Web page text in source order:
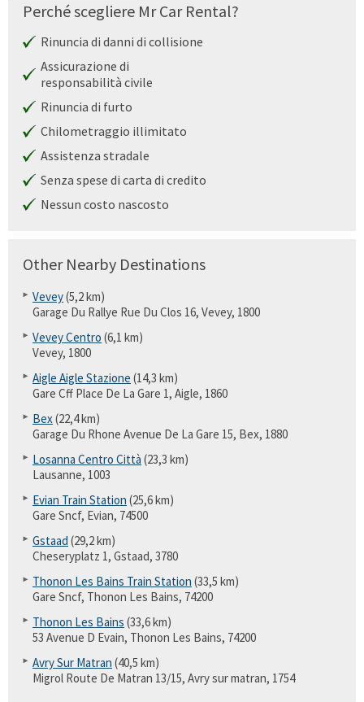
Perché scegliere Mr Car Rental?
Rinuncia di danni di collisione
Assicurazione di
responsabilità civile
Rinuncia di furto
Chilometraggio illimitato
Assistenza stradale
Senza spese di carta di credito
Nessun costo nascosto
Other Nearby Destinations
Vevey(5,2 km)
Garage Du Rallye Rue Du Clos 16, Vevey, 1800
Vevey Centro (6,1 km)
Vevey, 1800
Aigle Aigle Stazione (14,3 km)
Gare Cff Place De La Gare 1, Aigle, 1860
Bex(22,4 km)
Garage Du Rhone Avenue De La Gare 15, Bex, 1880
Losanna Centro Città (23,3 km)
Lausanne, 1003
Evian Train Station (25,6 km)
Gare Sncf, Evian, 74500
Gstaad (29,2 km)
Cheseryplatz 1, Gstaad, 3780
Thonon Les Bains Train Station (33,5 km)
Gare Sncf, Thonon Les Bains, 74200
Thonon Les Bains (33,6 km)
53 Avenue D Evain, Thonon Les Bains, 74200
Avry Sur Matran (40,5 km)
Migrol Route De Matran 13/15, Avry sur matran, 1754